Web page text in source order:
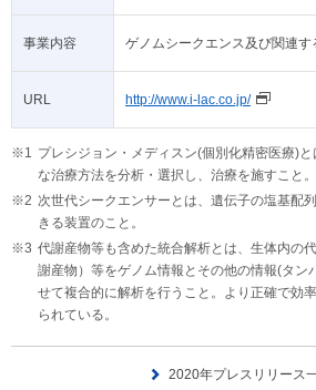
事業内容 ゲノムシークエンス及び関連す
URL http://www.i-lac.co.jp/
※1 プレシジョン・メディスン(個別化精密医療)
な治療方法を分析・選択し、治療を施すこと。
※2 次世代シークエンサーとは、遺伝子の塩基配
きる装置のこと。
※3 代謝産物等も含めた統合解析とは、生体内の
謝産物）等をゲノム情報とその他の情報(タン
せて複合的に解析を行うこと。より正確で効
られている。
2020年プレスリリース